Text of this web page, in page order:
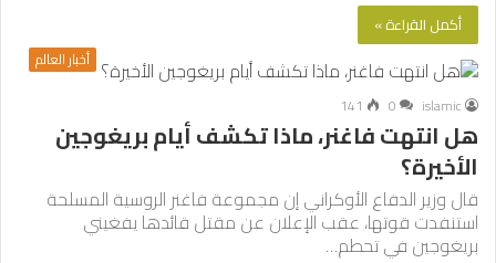
أكمل القراءة »
أخبار العالم
islamic
0
141
هل انتهت فاغنر، ماذا تكشف أيام بريغوجين
الأخيرة؟
قال وزير الدفاع الأوكراني إن مجموعة فاغنر الروسية المسلحة
استنفدت قوتها، عقب الإعلان عن مقتل قائدها يفغيني
بريغوجين في تحطم…